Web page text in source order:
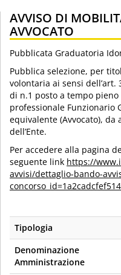
AVVISO DI
AVVOCATO
Pubblicata Graduatoria
Pubblica selezione, per
volontaria ai sensi
di n.1 posto a tempo
professionale Funzionario
equivalente (Avvocato), da
dell’Ente.
Per accedere alla pagina
seguente link https://
avvisi/dettaglio-bando-
Tipologia
Denominazione
Amministrazione